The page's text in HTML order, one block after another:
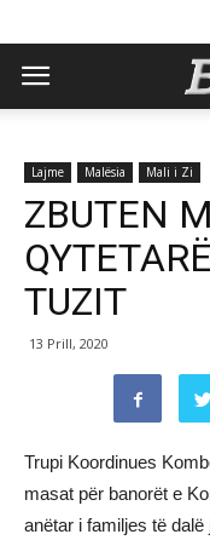
Lajme Malësia Mali i Zi
ZBUTEN
TUZIT
13 Prill, 2020
Trupi Koordinues
masat për banorët e
anëtar i familjes të